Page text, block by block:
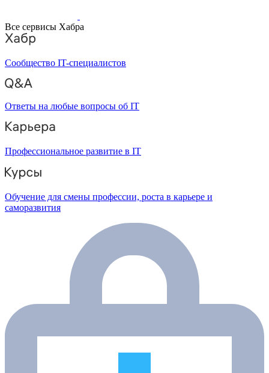
Все сервисы Хабра
Сообщество IT-специалистов
Ответы на любые вопросы об IT
Профессиональное развитие в IT
Обучение для смены профессии, роста в карьере и
саморазвития